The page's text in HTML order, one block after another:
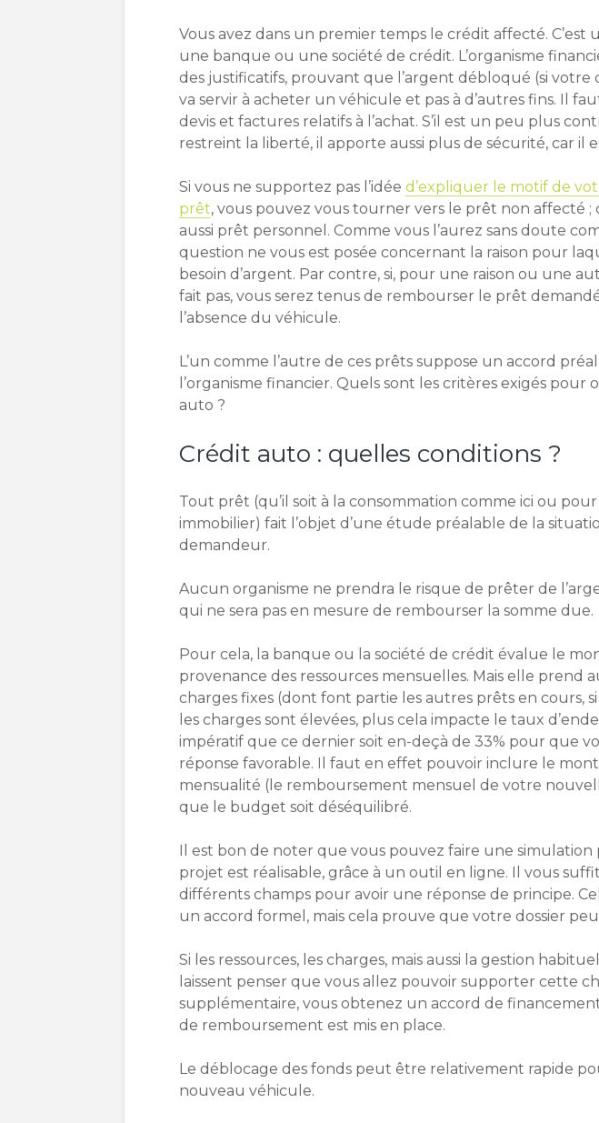
Vous avez dans un premier temps le crédit affecté. C’est
une banque ou une société de crédit. L’organisme
des justificatifs, prouvant que l’argent débloqué (si votre
va servir à acheter un véhicule et pas à d’autres fins. Il
devis et factures relatifs à l’achat. S’il est un peu plus
restreint la liberté, il apporte aussi plus de sécurité, car il
Si vous ne supportez pas l’idée d’expliquer le motif de
prêt, vous pouvez vous tourner vers le prêt non affecté ;
aussi prêt personnel. Comme vous l’aurez sans doute
question ne vous est posée concernant la raison pour
besoin d’argent. Par contre, si, pour une raison ou une
fait pas, vous serez tenus de rembourser le prêt
l’absence du véhicule.
L’un comme l’autre de ces prêts suppose un accord
l’organisme financier. Quels sont les critères exigés
auto ?
Crédit auto : quelles conditions ?
Tout prêt (qu’il soit à la consommation comme ici ou
immobilier) fait l’objet d’une étude préalable de la
demandeur.
Aucun organisme ne prendra le risque de prêter de
qui ne sera pas en mesure de rembourser la somme due.
Pour cela, la banque ou la société de crédit évalue le
provenance des ressources mensuelles. Mais elle prend
charges fixes (dont font partie les autres prêts en cours,
les charges sont élevées, plus cela impacte le taux
impératif que ce dernier soit en-deçà de 33% pour que
réponse favorable. Il faut en effet pouvoir inclure le
mensualité (le remboursement mensuel de votre
que le budget soit déséquilibré.
Il est bon de noter que vous pouvez faire une simulation
projet est réalisable, grâce à un outil en ligne. Il vous
différents champs pour avoir une réponse de principe.
un accord formel, mais cela prouve que votre dossier
Si les ressources, les charges, mais aussi la gestion
laissent penser que vous allez pouvoir supporter cette
supplémentaire, vous obtenez un accord de
de remboursement est mis en place.
Le déblocage des fonds peut être relativement rapide
nouveau véhicule.